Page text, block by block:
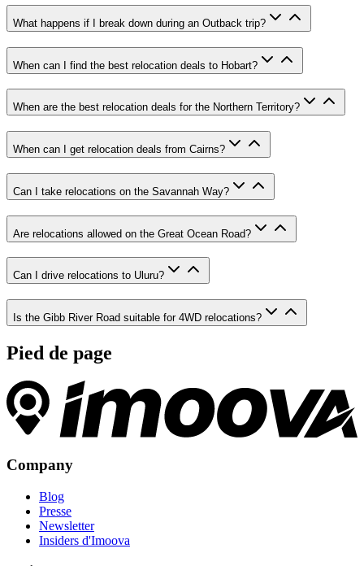
What happens if I break down during an Outback trip?
When can I find the best relocation deals to Hobart?
When are the best relocation deals for the Northern Territory?
When can I get relocation deals from Cairns?
Can I take relocations on the Savannah Way?
Are relocations allowed on the Great Ocean Road?
Can I drive relocations to Uluru?
Is the Gibb River Road suitable for 4WD relocations?
Pied de page
Company
Blog
Presse
Newsletter
Insiders d'Imoova